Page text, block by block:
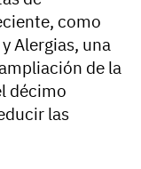
como
Alergias, una
de la
décimo
las